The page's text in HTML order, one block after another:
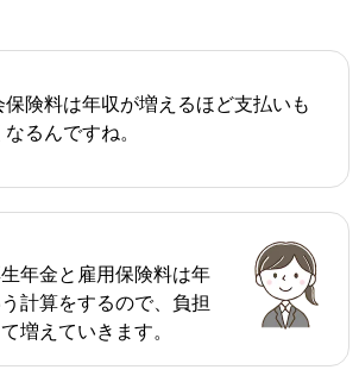
保険料は年収が増えるほど支払いも
なるんですね。
年金と雇用保険料は年
計算をするので、負担
増えていきます。